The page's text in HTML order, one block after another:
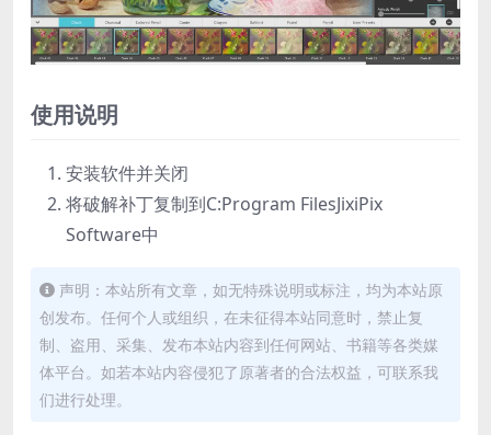
使用说明
安装软件并关闭
将破解补丁复制到C:Program FilesJixiPix
Software中
声明：本站所有文章，如无特殊说明或标注，均为本站原
创发布。任何个人或组织，在未征得本站同意时，禁止复
制、盗用、采集、发布本站内容到任何网站、书籍等各类媒
体平台。如若本站内容侵犯了原著者的合法权益，可联系我
们进行处理。